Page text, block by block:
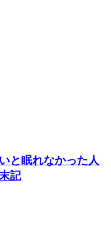
と眠れなかった人
記